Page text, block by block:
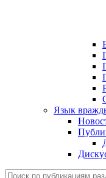
Язык